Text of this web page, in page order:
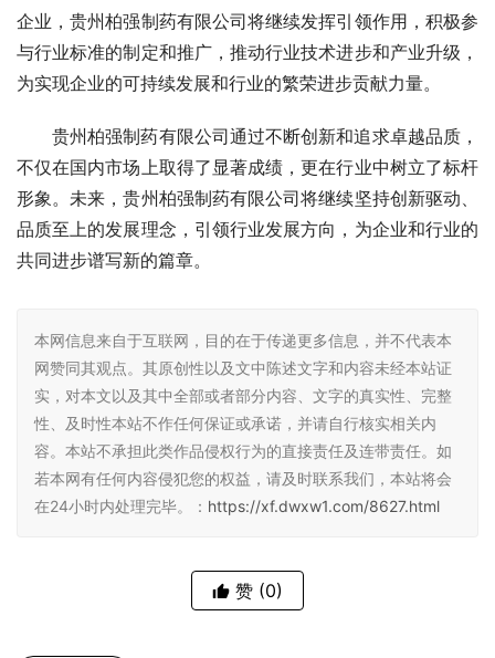
企业，贵州柏强制药有限公司将继续发挥引领作用，积极参
与行业标准的制定和推广，推动行业技术进步和产业升级，
为实现企业的可持续发展和行业的繁荣进步贡献力量。
贵州柏强制药有限公司通过不断创新和追求卓越品质，
不仅在国内市场上取得了显著成绩，更在行业中树立了标杆
形象。未来，贵州柏强制药有限公司将继续坚持创新驱动、
品质至上的发展理念，引领行业发展方向，为企业和行业的
共同进步谱写新的篇章。
本网信息来自于互联网，目的在于传递更多信息，并不代表本
网赞同其观点。其原创性以及文中陈述文字和内容未经本站证
实，对本文以及其中全部或者部分内容、文字的真实性、完整
性、及时性本站不作任何保证或承诺，并请自行核实相关内
容。本站不承担此类作品侵权行为的直接责任及连带责任。如
若本网有任何内容侵犯您的权益，请及时联系我们，本站将会
在24小时内处理完毕。： https://xf.dwxw1.com/8627.html
赞 (0)